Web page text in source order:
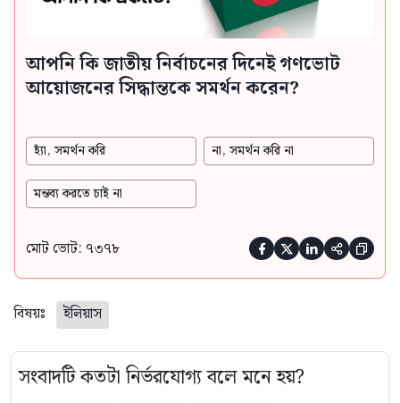
আপনি কি জাতীয় নির্বাচনের দিনেই গণভোট
আয়োজনের সিদ্ধান্তকে সমর্থন করেন?
হ্যাঁ, সমর্থন করি না, সমর্থন করি না
মন্তব্য করতে চাই না
মোট ভোট: ৭৩৭৮     
বিষয়ঃ ইলিয়াস
সংবাদটি কতটা নির্ভরযোগ্য বলে মনে হয়?